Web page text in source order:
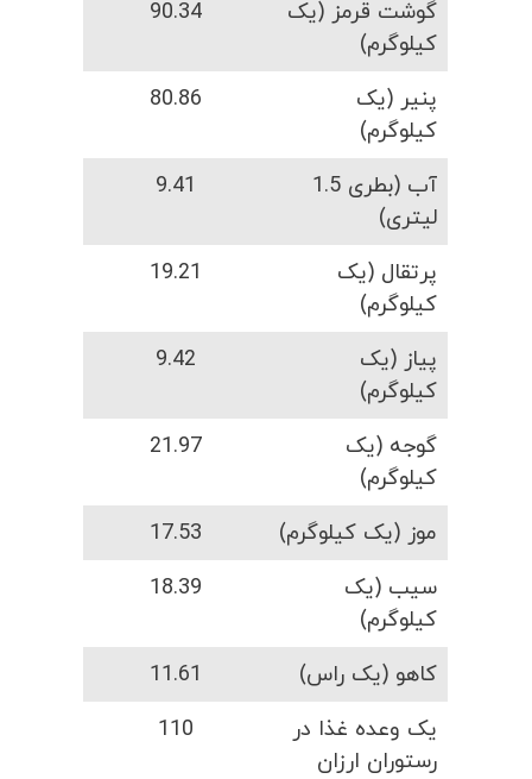
گوشت قرمز (یک
کیلوگرم)
90.34
پنیر (یک
کیلوگرم)
80.86
آب (بطری 1.5
لیتری)
9.41
پرتقال (یک
کیلوگرم)
19.21
پیاز (یک
کیلوگرم)
9.42
گوجه (یک
کیلوگرم)
21.97
موز (یک کیلوگرم)
17.53
سیب (یک
کیلوگرم)
18.39
کاهو (یک راس)
11.61
یک وعده غذا در
رستوران ارزان
110